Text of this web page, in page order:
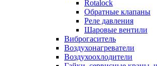
Rotalock
Обратные клапаны
Реле давления
Шаровые вентили
Виброгаситель
Воздухонагреватели
Воздухоохлодители